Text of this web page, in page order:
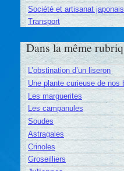
Société et artisanat
Transport
Dans la même
L’obstination d’un liseron
Une plante curieuse de nos
Les marguerites
Les campanules
Soudes
Astragales
Crinoles
Groseilliers